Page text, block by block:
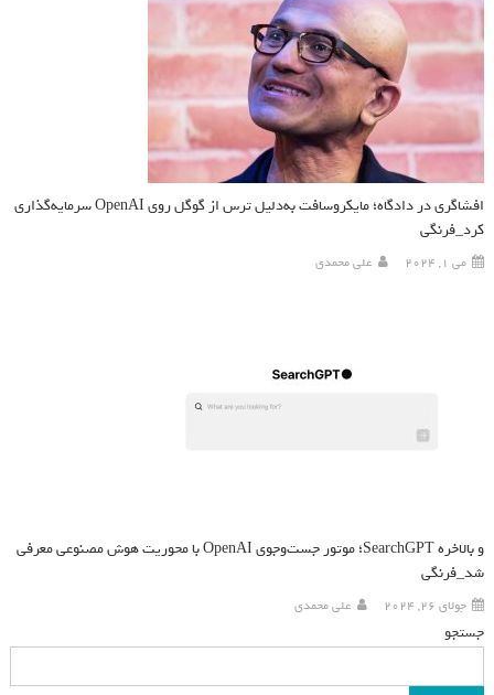
افشاگری در دادگاه؛ مایکروسافت به‌دلیل ترس از گوگل روی OpenAI سرمایه‌گذاری
کرد_فرنگی
می 1, 2024 علی محمدی
و بالاخره SearchGPT؛ موتور جست‌وجوی OpenAI با محوریت هوش مصنوعی معرفی
شد_فرنگی
جولای 26, 2024 علی محمدی
جستجو